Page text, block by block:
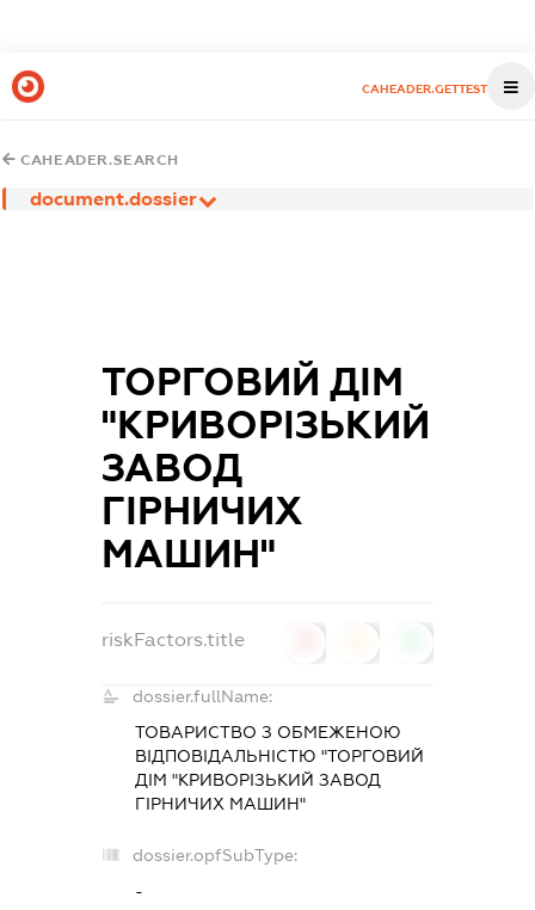
CAHEADER.GETTEST
CAHEADER.SEARCH
document.dossier
ТОРГОВИЙ ДІМ
"КРИВОРІЗЬКИЙ
ЗАВОД
ГІРНИЧИХ
МАШИН"
riskFactors.title
dossier.fullName:
ТОВАРИСТВО З ОБМЕЖЕНОЮ
ВІДПОВІДАЛЬНІСТЮ "ТОРГОВИЙ
ДІМ "КРИВОРІЗЬКИЙ ЗАВОД
ГІРНИЧИХ МАШИН"
dossier.opfSubType:
-